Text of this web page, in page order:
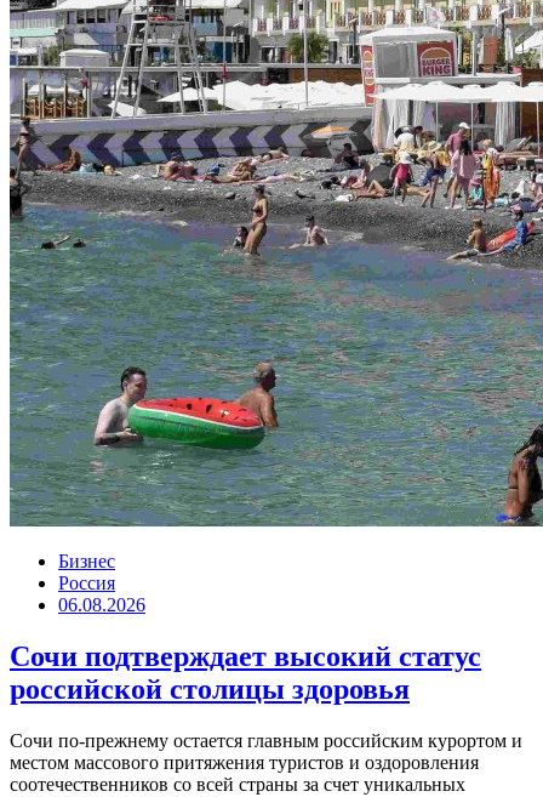
Бизнес
Россия
06.08.2026
Сочи подтверждает высокий статус
российской столицы здоровья
Сочи по-прежнему остается главным российским курортом и
местом массового притяжения туристов и оздоровления
соотечественников со всей страны за счет уникальных